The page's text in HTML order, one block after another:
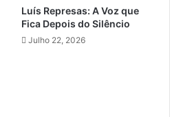
Luís Represas: A Voz que
Fica Depois do Silêncio
Julho 22, 2026